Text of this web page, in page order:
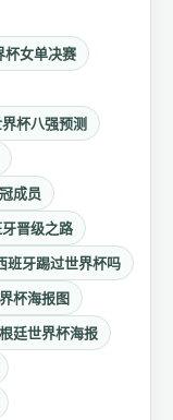
女单决赛
杯八强预测
成员
晋级之路
班牙踢过世界杯吗
杯海报图
廷世界杯海报